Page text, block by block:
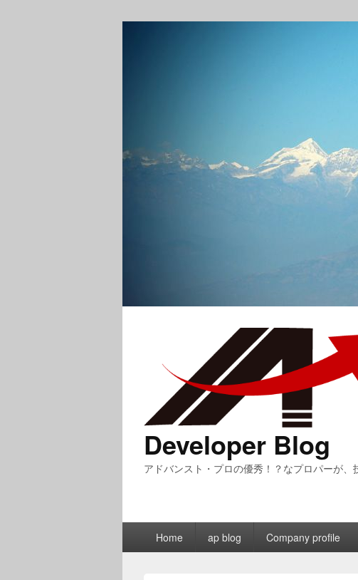
Developer Blog
アドバンスト・プロの優秀！？なプロパーが
Home ap blog Company profile